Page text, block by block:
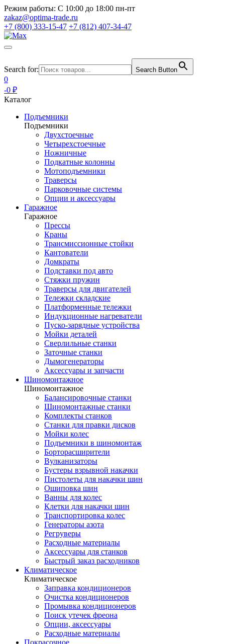
Режим работы: С 10:00 до 18:00 пн-пт
zakaz@optima-trade.ru
+7 (800) 333-15-47 +7 (812) 407-34-47
Search for: Search Button
0
-0 ₽
Каталог
Подъемники
Подъемники
Двухстоечные
Четырехстоечные
Ножничные
Подкатные колонны
Мотоподъемники
Траверсы
Парковочные системы
Опции и аксессуары
Гаражное
Гаражное
Прессы
Краны
Трансмиссионные стойки
Кантователи
Домкраты
Подставки под авто
Стяжки пружин
Траверсы для двигателей
Тележки складские
Платформенные тележки
Индукционные нагреватели
Пуско-зарядные устройства
Мойки деталей
Сверлильные станки
Заточные станки
Дымогенераторы
Аксессуары и запчасти
Шиномонтажное
Шиномонтажное
Балансировочные станки
Шиномонтажные станки
Комплекты станков
Станки для правки дисков
Мойки колес
Подъемники в шиномонтаж
Борторасширители
Вулканизаторы
Бустеры взрывной накачки
Пистолеты для накачки шин
Ошиповка шин
Ванны для колес
Клетки для накачки шин
Транспортировка колес
Генераторы азота
Регруверы
Расходные материалы
Аксессуары для станков
Быстрый заказ расходников
Климатическое
Климатическое
Заправка кондиционеров
Очистка кондиционеров
Промывка кондиционеров
Поиск утечек фреона
Опции, аксессуары
Расходные материалы
Покрасочное